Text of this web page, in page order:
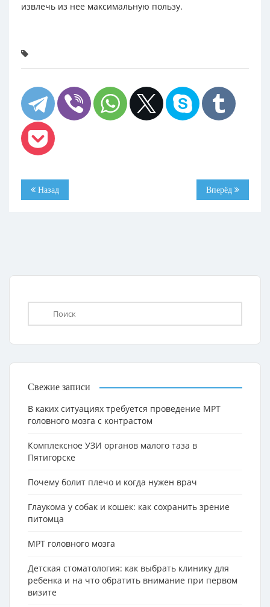
извлечь из нее максимальную пользу.
Назад Вперёд
Свежие записи
В каких ситуациях требуется проведение МРТ
головного мозга с контрастом
Комплексное УЗИ органов малого таза в
Пятигорске
Почему болит плечо и когда нужен врач
Глаукома у собак и кошек: как сохранить зрение
питомца
МРТ головного мозга
Детская стоматология: как выбрать клинику для
ребенка и на что обратить внимание при первом
визите